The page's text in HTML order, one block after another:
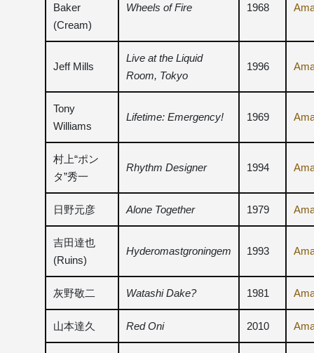
Baker
(Cream)
Wheels of Fire 1968
Jeff Mills
Live at the Liquid
Room, Tokyo
1996
Tony
Williams
Lifetime: Emergency! 1969
村上“ポン
タ”秀一
Rhythm Designer 1994
日野元彦 Alone Together 1979
吉田達也
(Ruins)
Hyderomastgroningem 1993
灰野敬二 Watashi Dake? 1981
山本達久 Red Oni 2010